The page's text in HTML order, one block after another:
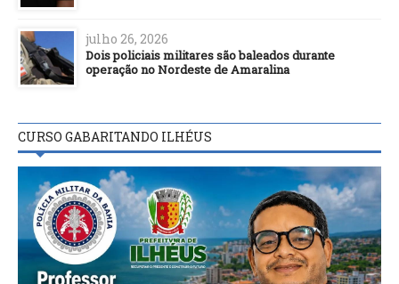
julho 26, 2026
Dois policiais militares são baleados durante
operação no Nordeste de Amaralina
CURSO GABARITANDO ILHÉUS